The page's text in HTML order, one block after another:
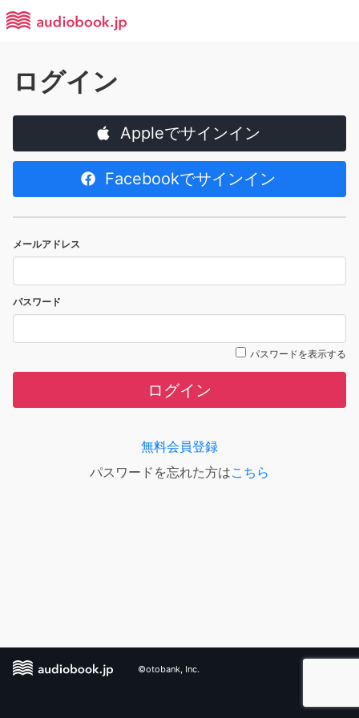
ログイン
Appleでサインイン
Facebookでサインイン
メールアドレス
パスワード
パスワードを表示する
ログイン
無料会員登録
パスワードを忘れた方はこちら
©otobank, Inc.